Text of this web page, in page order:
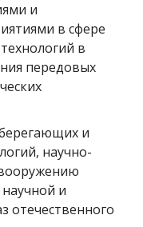
и
в сфере
в
передовых
и
научно-
и
отечественного